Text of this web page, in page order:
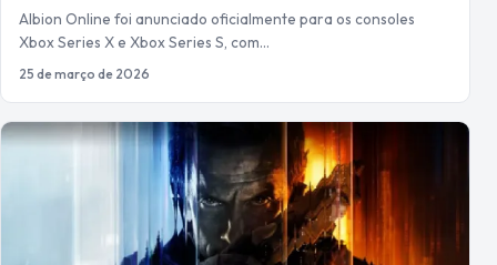
Albion Online foi anunciado oficialmente para os consoles
Xbox Series X e Xbox Series S, com…
25 de março de 2026